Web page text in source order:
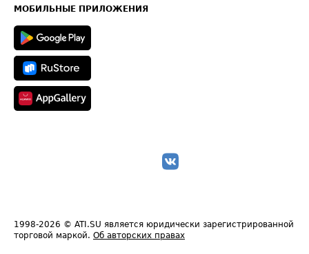
Техническая информация
МОБИЛЬНЫЕ ПРИЛОЖЕНИЯ
1998-2026 © ATI.SU является юридически зарегистрированной
торговой маркой. Об авторских правах